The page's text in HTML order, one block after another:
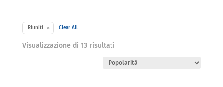
Riuniti × Clear All
Visualizzazione di 13 risultatiPopolarità